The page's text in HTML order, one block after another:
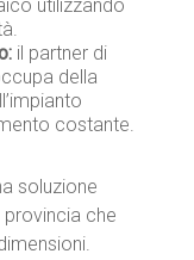
utilizzando
il partner di
della
costante.
soluzione
che